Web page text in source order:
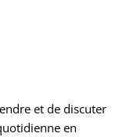
et de discuter
en